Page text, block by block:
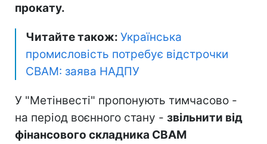
прокату.
Читайте також: Українська
промисловість потребує відстрочки
CBAM: заява НАДПУ
У "Метінвесті" пропонують тимчасово -
на період воєнного стану - звільнити від
фінансового складника CBAM